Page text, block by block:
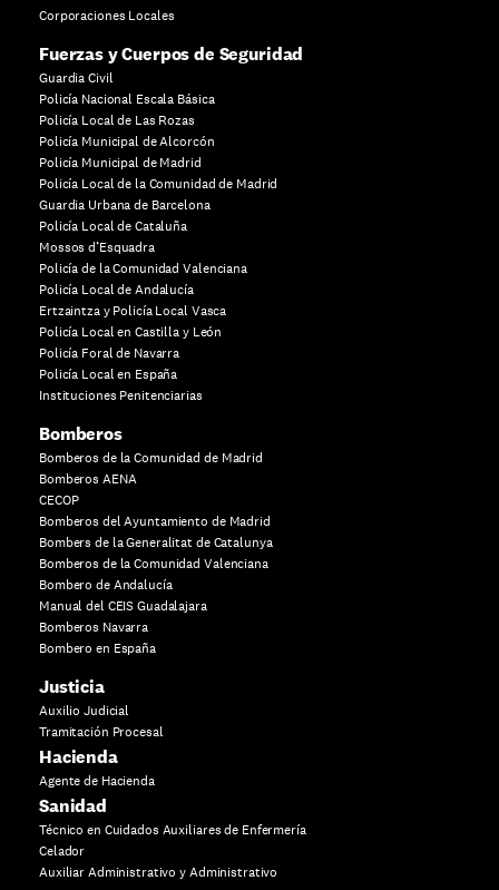
Corporaciones Locales
Fuerzas y Cuerpos de Seguridad
Guardia Civil
Policía Nacional Escala Básica
Policía Local de Las Rozas
Policía Municipal de Alcorcón
Policía Municipal de Madrid
Policía Local de la Comunidad de Madrid
Guardia Urbana de Barcelona
Policía Local de Cataluña
Mossos d’Esquadra
Policía de la Comunidad Valenciana
Policía Local de Andalucía
Ertzaintza y Policía Local Vasca
Policía Local en Castilla y León
Policía Foral de Navarra
Policía Local en España
Instituciones Penitenciarias
Bomberos
Bomberos de la Comunidad de Madrid
Bomberos AENA
CECOP
Bomberos del Ayuntamiento de Madrid
Bombers de la Generalitat de Catalunya
Bomberos de la Comunidad Valenciana
Bombero de Andalucía
Manual del CEIS Guadalajara
Bomberos Navarra
Bombero en España
Justicia
Auxilio Judicial
Tramitación Procesal
Hacienda
Agente de Hacienda
Sanidad
Técnico en Cuidados Auxiliares de Enfermería
Celador
Auxiliar Administrativo y Administrativo